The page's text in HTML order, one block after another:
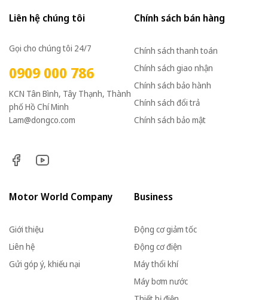
Liên hệ chúng tôi
Gọi cho chúng tôi 24/7
0909 000 786
KCN Tân Bình, Tây Thạnh, Thành
phố Hồ Chí Minh
Lam@dongco.com
Chính sách bán hàng
Chính sách thanh toán
Chính sách giao nhận
Chính sách bảo hành
Chính sách đổi trả
Chính sách bảo mật
Motor World Company
Giới thiệu
Liên hệ
Gửi góp ý, khiếu nại
Business
Động cơ giảm tốc
Động cơ điện
Máy thổi khí
Máy bơm nước